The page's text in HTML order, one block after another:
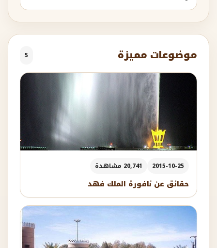
موضوعات مميزة 5
2015-10-25 20,741 مشاهدة
حقائق عن نافورة الملك فهد